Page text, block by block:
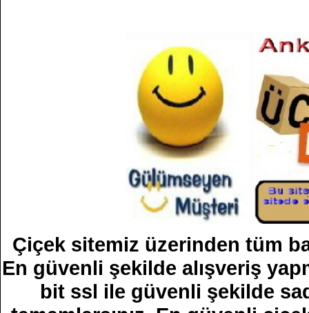
Çiçek sitemiz üzerinden tüm
En güvenli şekilde alışveriş
bit ssl ile güvenli şekilde